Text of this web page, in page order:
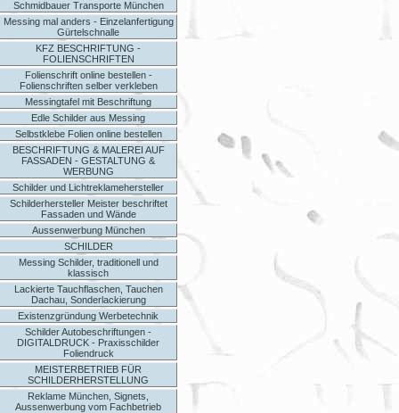
Schmidbauer Transporte München
Messing mal anders - Einzelanfertigung
Gürtelschnalle
KFZ BESCHRIFTUNG -
FOLIENSCHRIFTEN
Folienschrift online bestellen -
Folienschriften selber verkleben
Messingtafel mit Beschriftung
Edle Schilder aus Messing
Selbstklebe Folien online bestellen
BESCHRIFTUNG & MALEREI AUF
FASSADEN - GESTALTUNG &
WERBUNG
Schilder und Lichtreklamehersteller
Schilderhersteller Meister beschriftet
Fassaden und Wände
Aussenwerbung München
SCHILDER
Messing Schilder, traditionell und
klassisch
Lackierte Tauchflaschen, Tauchen
Dachau, Sonderlackierung
Existenzgründung Werbetechnik
Schilder Autobeschriftungen -
DIGITALDRUCK - Praxisschilder
Foliendruck
MEISTERBETRIEB FÜR
SCHILDERHERSTELLUNG
Reklame München, Signets,
Aussenwerbung vom Fachbetrieb